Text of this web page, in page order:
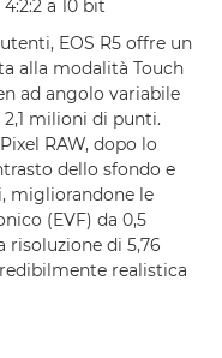
a 10 bit
EOS R5 offre un
alla modalità Touch
ad angolo variabile
milioni di punti.
RAW, dopo lo
dello sfondo e
migliorandone le
(EVF) da 0,5
risoluzione di 5,76
realistica